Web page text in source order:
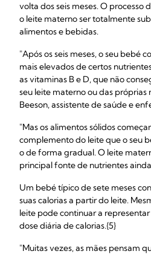
volta dos seis meses. O processo
o leite materno ser totalmente
alimentos e bebidas.
"Após os seis meses, o seu bebé
mais elevados de certos
as vitaminas B e D, que não
seu leite materno ou das próprias
Beeson, assistente de saúde e
"Mas os alimentos sólidos
complemento do leite que o seu
o de forma gradual. O leite
principal fonte de nutrientes
Um bebé típico de sete meses
suas calorias a partir do leite.
leite pode continuar a
dose diária de calorias.{5}
"Muitas vezes, as mães pensam